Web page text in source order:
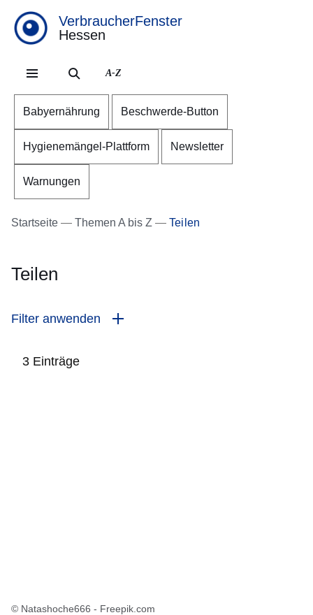
VerbraucherFenster
Hessen
A-Z
Babyernährung Beschwerde-Button
Hygienemängel-Plattform Newsletter
Warnungen
Startseite Themen A bis Z Teilen
Teilen
Filter anwenden
3 Einträge
© Natashoche666 - Freepik.com